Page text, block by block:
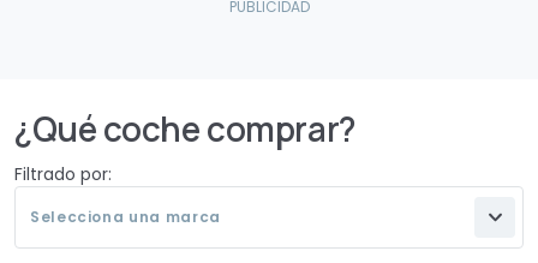
¿Qué coche comprar?
Filtrado por:
Selecciona una marca